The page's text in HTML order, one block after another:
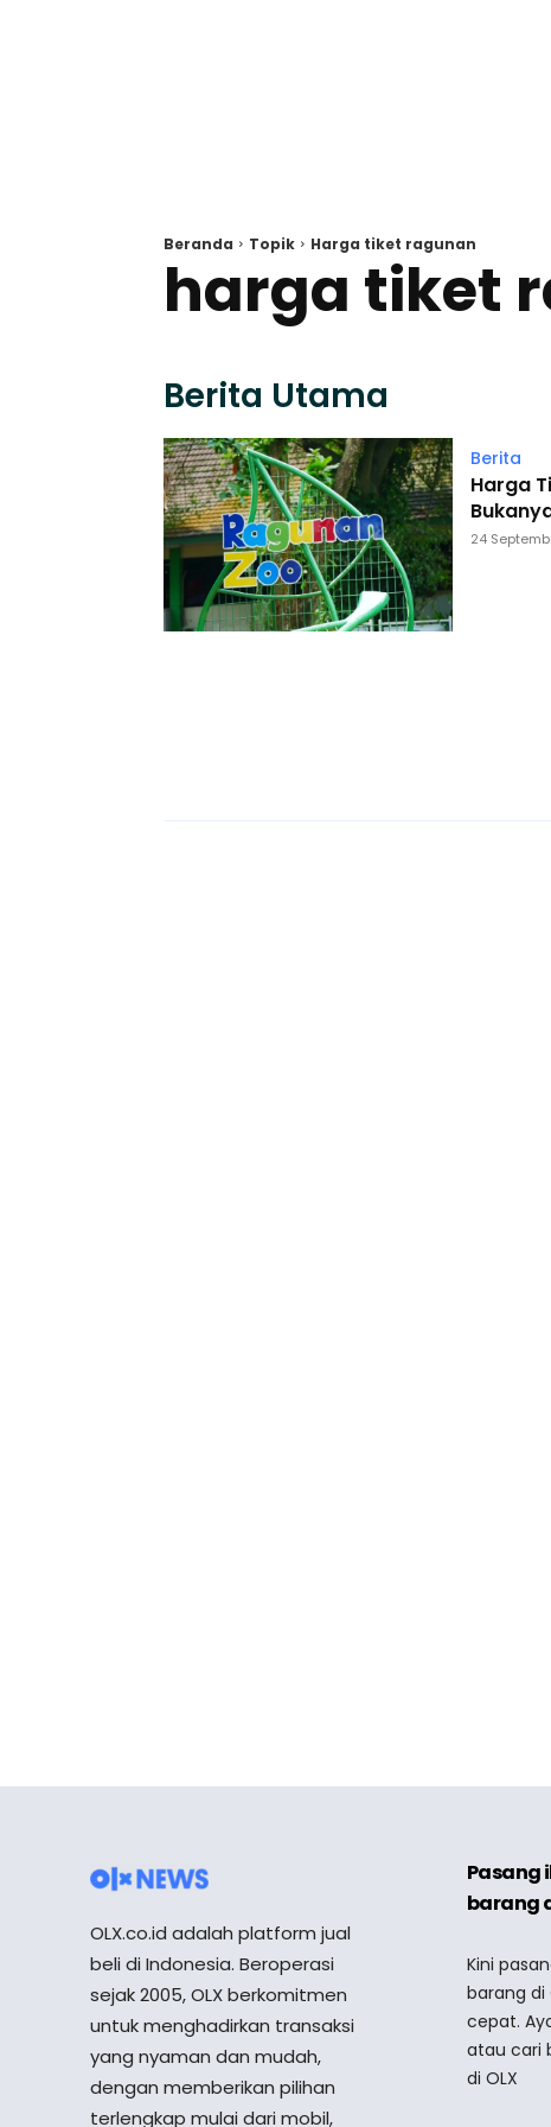
Beranda Topik Harga tiket ragunan
harga tiket
Berita Utama
Berita
Harga
24
OLX.co.id adalah platform jual
beli di Indonesia. Beroperasi
sejak 2005, OLX berkomitmen
untuk menghadirkan transaksi
yang nyaman dan mudah,
dengan memberikan pilihan
terlengkap mulai dari mobil,
Pasang
barang
Kini
barang di
cepat.
atau cari
di OLX